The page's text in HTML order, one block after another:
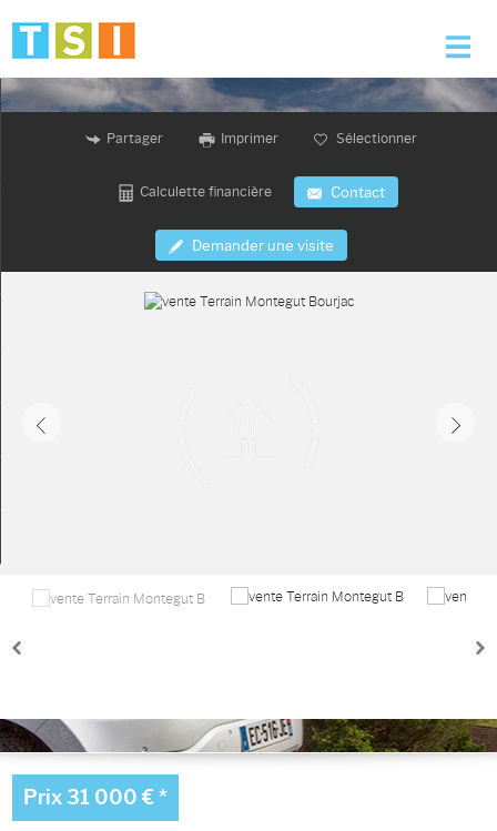
Accueil
Partager Imprimer Sélectionner
Calculette financière Contact
Demander une visite
Prix 31 000 €*